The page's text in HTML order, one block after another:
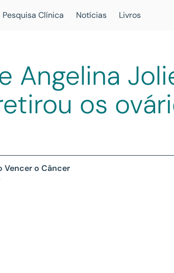
Pesquisa Clínica Notícias Livros
Angelina
os
o Câncer